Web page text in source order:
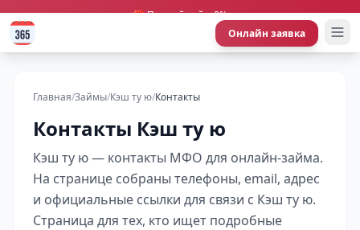
🎁 Первый займ 0%
Онлайн заявка
Главная/Займы/Кэш ту ю/Контакты
Контакты Кэш ту ю
Кэш ту ю — контакты МФО для онлайн-займа.
На странице собраны телефоны, email, адрес
и официальные ссылки для связи с Кэш ту ю.
Страница для тех, кто ищет подробные